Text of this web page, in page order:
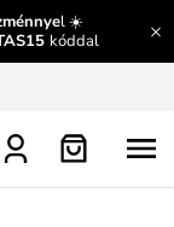
l ☀️
kóddal